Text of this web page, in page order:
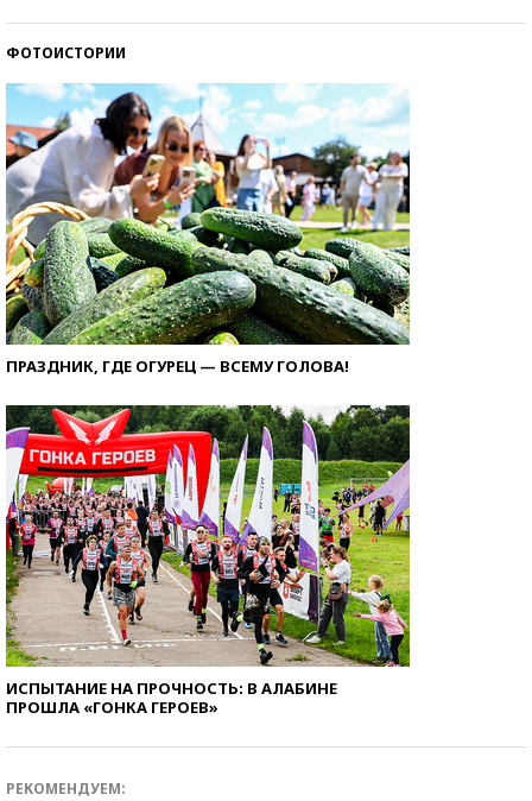
ФОТОИСТОРИИ
ПРАЗДНИК, ГДЕ ОГУРЕЦ — ВСЕМУ ГОЛОВА!
ИСПЫТАНИЕ НА ПРОЧНОСТЬ: В АЛАБИНЕ
ПРОШЛА «ГОНКА ГЕРОЕВ»
РЕКОМЕНДУЕМ: